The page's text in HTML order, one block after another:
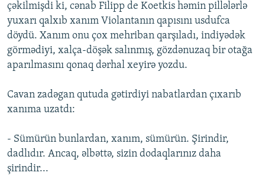
çəkilmişdi ki, cənab Filipp de Koetkis həmin pillələrlə
yuxarı qalxıb xanım Violantanın qapısını usdufca
döydü. Xanım onu çox mehriban qarşıladı, indiyədək
görmədiyi, xalça-döşək salınmış, gözdənuzaq bir otağa
aparılmasını qonaq dərhal xeyirə yozdu.
Cavan zadəgan qutuda gətirdiyi nabatlardan çıxarıb
xanıma uzatdı:
- Sümürün bunlardan, xanım, sümürün. Şirindir,
dadlıdır. Ancaq, əlbəttə, sizin dodaqlarınız daha
şirindir...